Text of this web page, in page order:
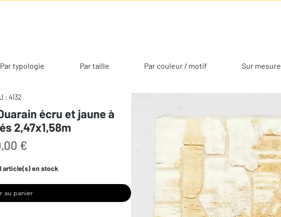
Par typologie Par taille Par couleur / motif Sur mesure
: 4132
écru et jaune à
2,47x1,58m
€
article(s) en stock
au panier